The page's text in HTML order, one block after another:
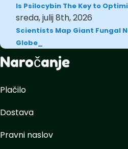
Is Psilocybin The Key to
sreda, julij 8th, 2026
Scientists Map Giant Fungal
Globe
Naročanje
Plačilo
Dostava
Pravni naslov